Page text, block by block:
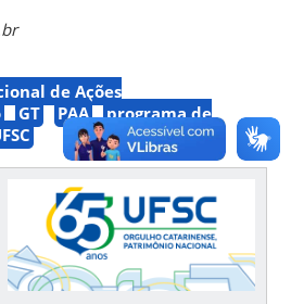
de Ações
GT PAA
programa de